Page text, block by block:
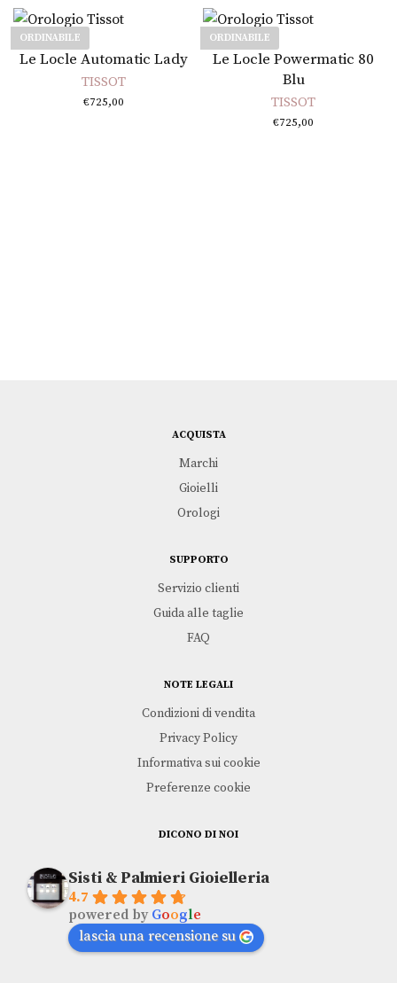
ORDINABILE
Leggi tutto
Le Locle Automatic Lady
TISSOT
€725,00
ORDINABILE
Leggi tutto
Le Locle Powermatic 80
Blu
TISSOT
€725,00
ACQUISTA
Marchi
Gioielli
Orologi
SUPPORTO
Servizio clienti
Guida alle taglie
FAQ
NOTE LEGALI
Condizioni di vendita
Privacy Policy
Informativa sui cookie
Preferenze cookie
DICONO DI NOI
Sisti & Palmieri Gioielleria
4.7
powered by Google
lascia una recensione su